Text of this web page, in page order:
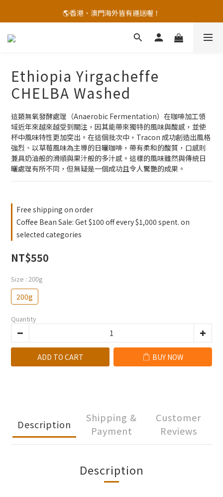
🚚台灣國內便利商店店到店免運優惠，宅配到家滿千免運！
🌎香港、澳門海外皆有運送喔！
咖啡豆滿千折百優惠開跑！
Ethiopia Yirgacheffe
CHELBA Washed
這類無氧發酵處理（Anaerobic Fermentation）在咖啡加工領
域近年來越來越受到關注，因其能帶來獨特的風味與酸感，並使
杯中風味特性更加突出。在這個批次中，Tracon 成功創造出風格
強烈、以草莓風味為主導的日曬咖啡，帶有柔和的酸質，口感則
兼具奶油般的滑順與果汁般的多汁感。這樣的風味雖然與傳統日
曬處理有所不同，但無疑是一個成功且令人驚艷的成果。
Free shipping on order
Coffee Bean Sale: Get $100 off every $1,000 spent. on
selected categories
NT$550
Size : 200g
200g
Quantity
ADD TO CART BUY NOW
Description
Shipping &
Payment
Customer
Reviews
Description